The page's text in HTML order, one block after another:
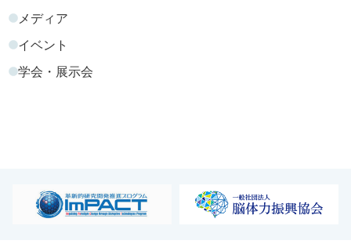
メディア
イベント
学会・展示会